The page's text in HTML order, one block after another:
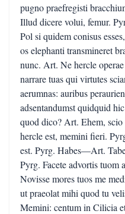
pugno praefregisti
Illud dicere volui, femur.
Pol si quidem conisus
os elephanti transmineret
nunc. Art. Ne hercle
narrare tuas qui virtutes
aerumnas: auribus
adsentandumst quidquid
quod dico? Art. Ehem,
hercle est, memini fieri.
est. Pyrg. Habes—Art.
Pyrg. Facete advortis tuom
Novisse mores tuos me
ut praeolat mihi quod tu
Memini: centum in Cilicia